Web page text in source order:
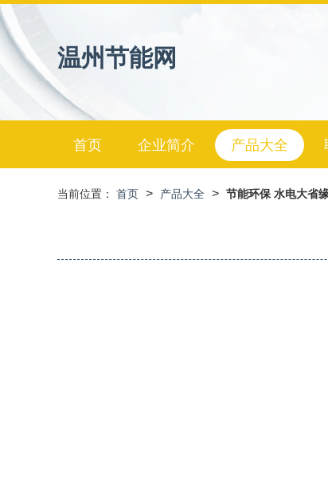
温州节能网
首页 企业简介 产品大全
当前位置： 首页 > 产品大全 > 节能环保 水电大省